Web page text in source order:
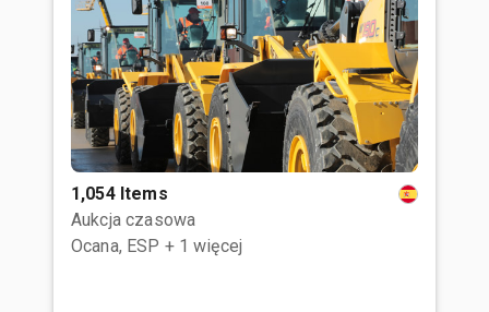
1,054 Items
Aukcja czasowa
Ocana, ESP + 1 więcej